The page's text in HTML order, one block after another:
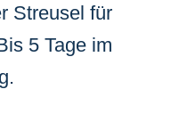
Streusel für
5 Tage im